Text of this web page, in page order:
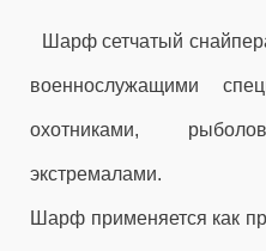
Шарф сетчатый
военнослужащими
охотниками,
экстремалами.
Шарф применяется как